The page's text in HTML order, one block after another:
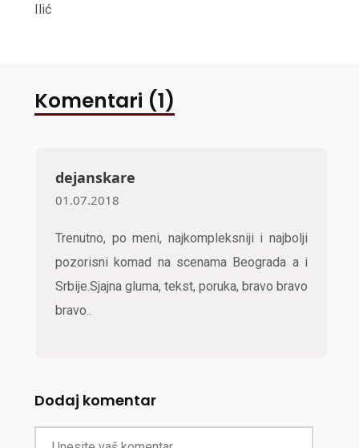
Ilić
Komentari (1)
dejanskare
01.07.2018
Trenutno, po meni, najkompleksniji i najbolji
pozorisni komad na scenama Beograda a i
Srbije.Sjajna gluma, tekst, poruka, bravo bravo
bravo..
Dodaj komentar